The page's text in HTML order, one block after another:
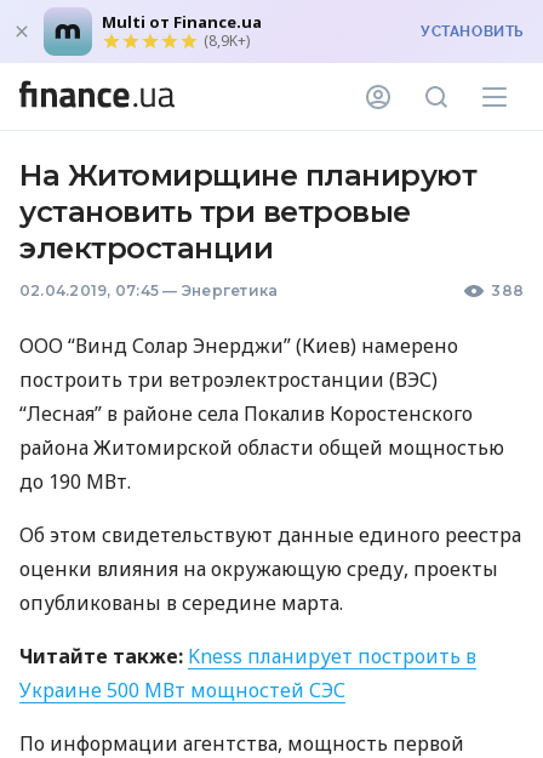
Multi от Finance.ua
(8,9K+) УСТАНОВИТЬ
На Житомирщине планируют
установить три ветровые
электростанции
02.04.2019, 07:45 — Энергетика 388
ООО “Винд Солар Энерджи” (Киев) намерено
построить три ветроэлектростанции (ВЭС)
“Лесная” в районе села Покалив Коростенского
района Житомирской области общей мощностью
до 190 МВт.
Об этом свидетельствуют данные единого реестра
оценки влияния на окружающую среду, проекты
опубликованы в середине марта.
Читайте также: Kness планирует построить в
Украине 500 МВт мощностей СЭС
По информации агентства, мощность первой